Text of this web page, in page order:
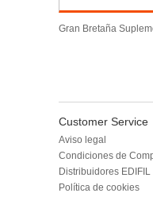
Gran Bretaña
Customer Service
Aviso legal
Condiciones de
Distribuidores EDIFIL
Política de cookies